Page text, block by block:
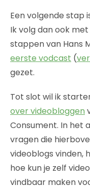
Een volgende stap
Ik volg dan ook
stappen van Hans
eerste vodcast (
gezet.
Tot slot wil ik
over videobloggen
Consument. In het
vragen die
videoblogs vinden,
hoe kun je zelf
vindbaar maken